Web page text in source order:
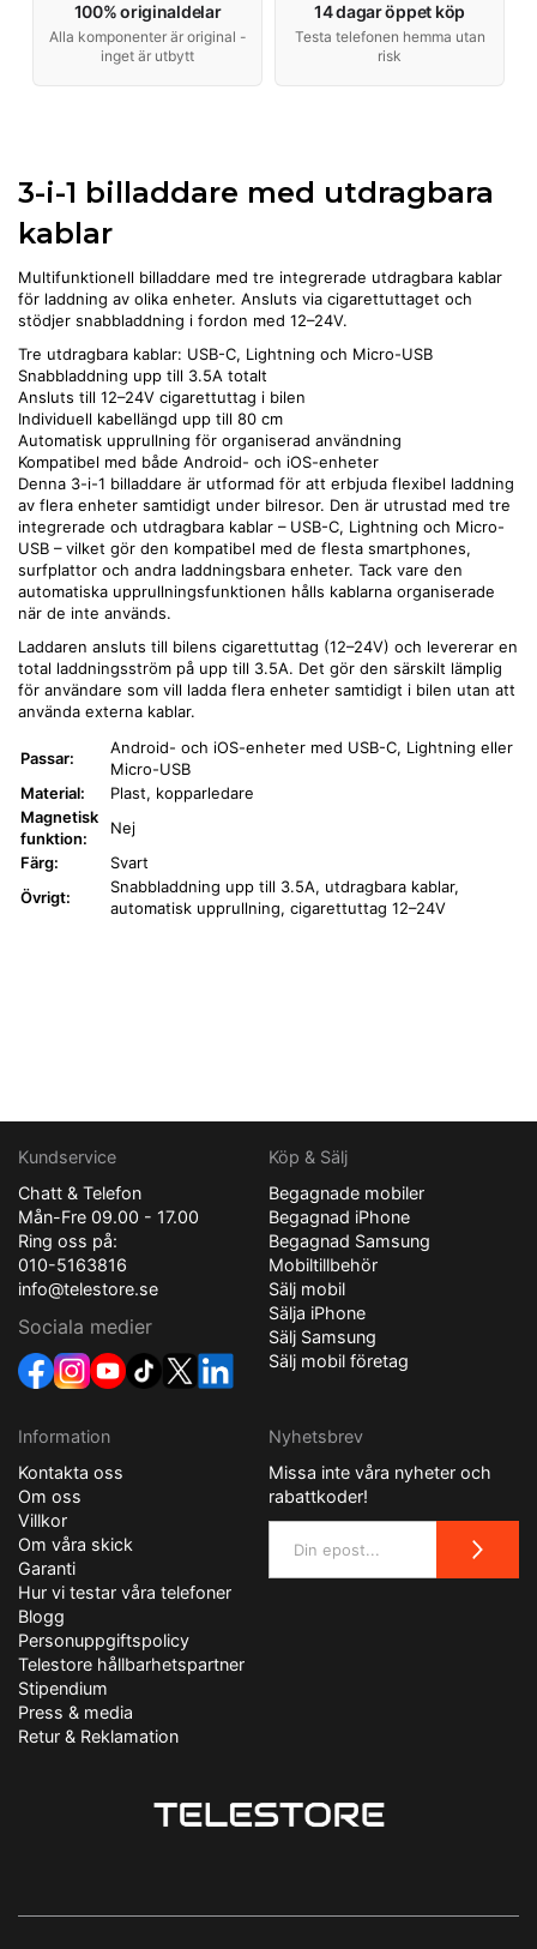
100% originaldelar
Alla komponenter är original -
inget är utbytt
14 dagar öppet köp
Testa telefonen hemma utan
risk
3-i-1 billaddare med utdragbara
kablar
Multifunktionell billaddare med tre integrerade utdragbara kablar
för laddning av olika enheter. Ansluts via cigarettuttaget och
stödjer snabbladdning i fordon med 12–24V.
Tre utdragbara kablar: USB-C, Lightning och Micro-USB
Snabbladdning upp till 3.5A totalt
Ansluts till 12–24V cigarettuttag i bilen
Individuell kabellängd upp till 80 cm
Automatisk upprullning för organiserad användning
Kompatibel med både Android- och iOS-enheter
Denna 3-i-1 billaddare är utformad för att erbjuda flexibel laddning
av flera enheter samtidigt under bilresor. Den är utrustad med tre
integrerade och utdragbara kablar – USB-C, Lightning och Micro-
USB – vilket gör den kompatibel med de flesta smartphones,
surfplattor och andra laddningsbara enheter. Tack vare den
automatiska upprullningsfunktionen hålls kablarna organiserade
när de inte används.
Laddaren ansluts till bilens cigarettuttag (12–24V) och levererar en
total laddningsström på upp till 3.5A. Det gör den särskilt lämplig
för användare som vill ladda flera enheter samtidigt i bilen utan att
använda externa kablar.
Passar:
Android- och iOS-enheter med USB-C, Lightning eller
Micro-USB
Material:
Plast, kopparledare
Magnetisk
funktion:
Nej
Färg:
Svart
Övrigt:
Snabbladdning upp till 3.5A, utdragbara kablar,
automatisk upprullning, cigarettuttag 12–24V
Kundservice
Chatt & Telefon
Mån-Fre 09.00 - 17.00
Ring oss på:
010-5163816
info@telestore.se
Sociala medier
Köp & Sälj
Begagnade mobiler
Begagnad iPhone
Begagnad Samsung
Mobiltillbehör
Sälj mobil
Sälja iPhone
Sälj Samsung
Sälj mobil företag
Information
Kontakta oss
Om oss
Villkor
Om våra skick
Garanti
Hur vi testar våra telefoner
Blogg
Personuppgiftspolicy
Telestore hållbarhetspartner
Stipendium
Press & media
Retur & Reklamation
Nyhetsbrev
Missa inte våra nyheter och
rabattkoder!